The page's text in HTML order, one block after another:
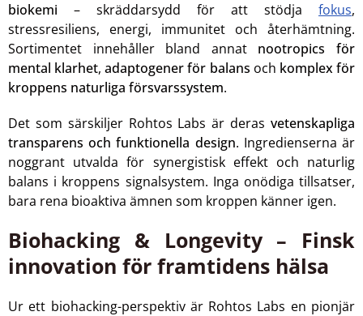
biokemi – skräddarsydd för att stödja fokus,
stressresiliens, energi, immunitet och återhämtning.
Sortimentet innehåller bland annat nootropics för
mental klarhet,adaptogener för balans och komplex för
kroppens naturliga försvarssystem.
Det som särskiljer Rohtos Labs är deras vetenskapliga
transparens och funktionella design. Ingredienserna är
noggrant utvalda för synergistisk effekt och naturlig
balans i kroppens signalsystem. Inga onödiga tillsatser,
bara rena bioaktiva ämnen som kroppen känner igen.
Biohacking & Longevity – Finsk
innovation för framtidens hälsa
Ur ett biohacking-perspektiv är Rohtos Labs en pionjär